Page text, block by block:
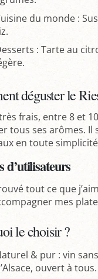
du monde :
: Tarte au
déguster le
frais, entre 8 et
tous ses arômes.
en toute
d’utilisateurs
tout ce que
mes
le choisir ?
& pur : vin
ouvert à tous.